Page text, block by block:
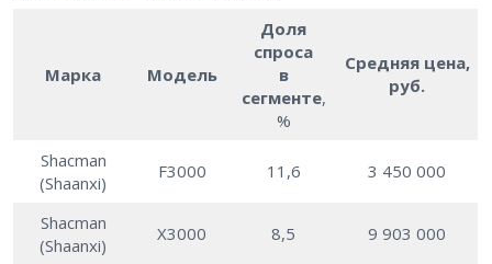
Марка Модель
Доля
спроса
в
сегменте,
%
Средняя цена,
руб.
Shacman
(Shaanxi)
F3000 11,6 3 450 000
Shacman
(Shaanxi)
X3000 8,5 9 903 000